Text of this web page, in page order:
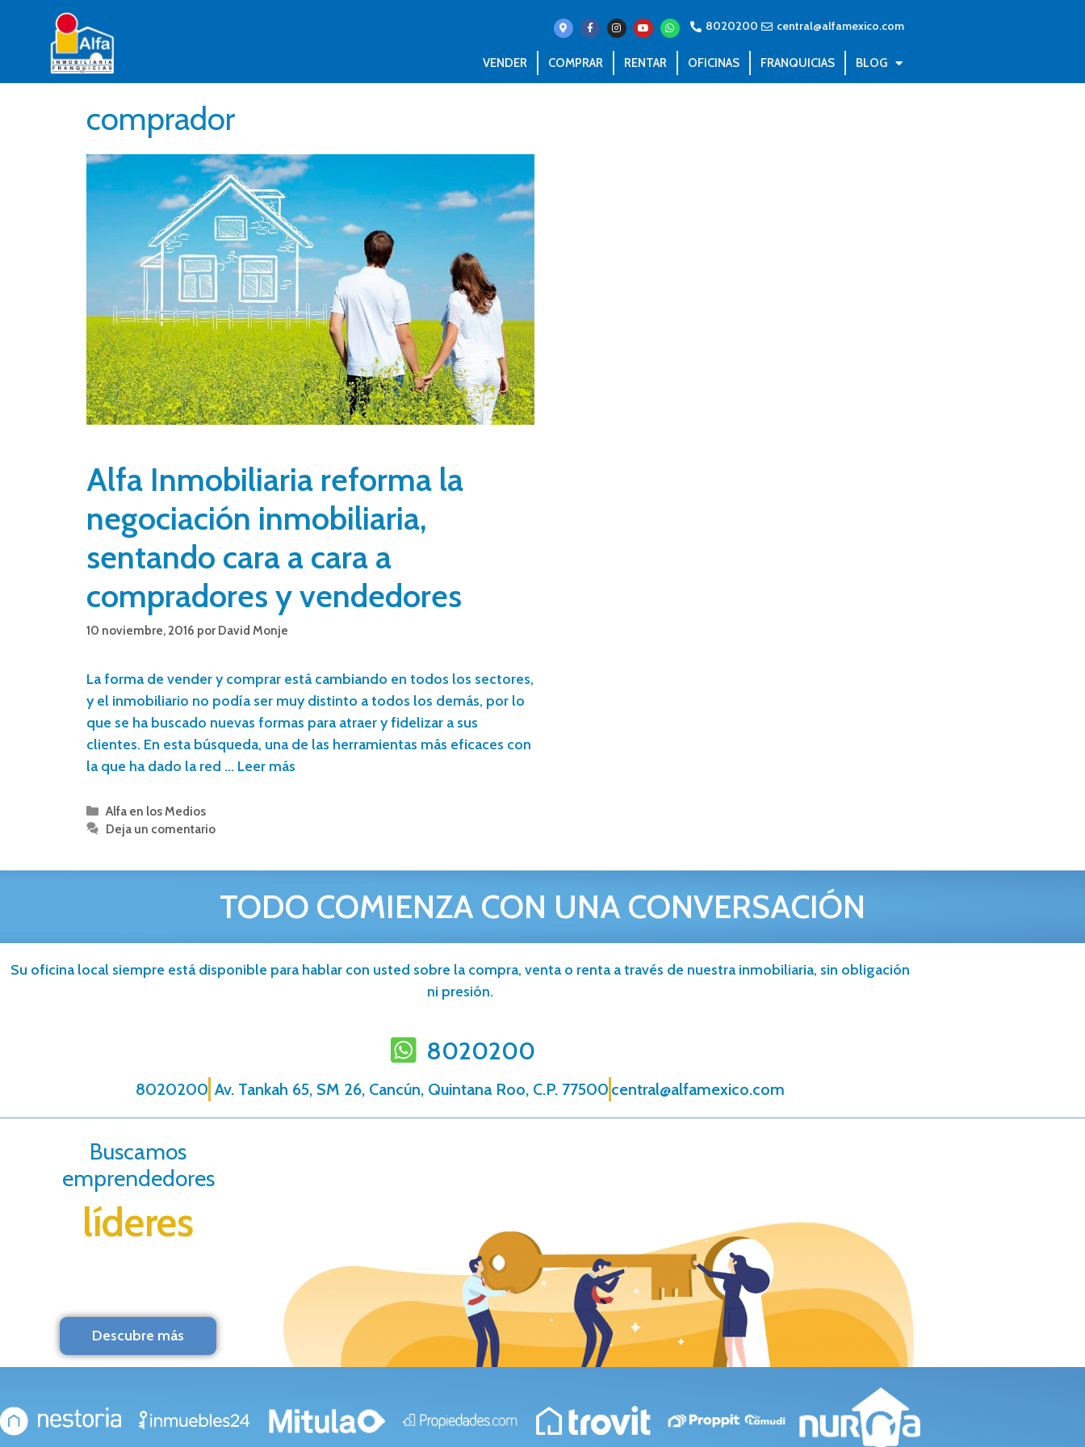
8020200 central@alfamexico.com
VENDER COMPRAR RENTAR OFICINAS FRANQUICIAS BLOG
comprador
Alfa Inmobiliaria reforma la
negociación inmobiliaria,
sentando cara a cara a
compradores y vendedores
10 noviembre, 2016 por David Monje
La forma de vender y comprar está cambiando en todos los sectores,
y el inmobiliario no podía ser muy distinto a todos los demás, por lo
que se ha buscado nuevas formas para atraer y fidelizar a sus
clientes. En esta búsqueda, una de las herramientas más eficaces con
la que ha dado la red … Leer más
Alfa en los Medios
Deja un comentario
TODO COMIENZA CON UNA CONVERSACIÓN
Su oficina local siempre está disponible para hablar con usted sobre la compra, venta o renta a través de nuestra inmobiliaria, sin obligación
ni presión.
8020200
8020200 Av. Tankah 65, SM 26, Cancún, Quintana Roo, C.P. 77500 central@alfamexico.com
Buscamos
emprendedores
líderes
Descubre más